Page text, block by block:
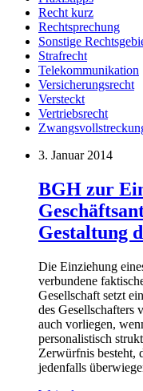
Recht kurz
Rechtsprechung
Sonstige
Strafrecht
Telekommunikation
Versicherungsrecht
Versteckt
Vertriebsrecht
3. Januar 2014
BGH zur
Gestaltung
Die Einziehung
verbundene
Gesellschaft setzt
des Gesellschafters
auch vorliegen,
personalistisch
Zerwürfnis besteht,
jedenfalls